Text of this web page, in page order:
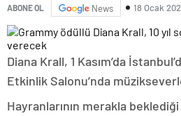
ABONE OL News 18 Ocak
Diana Krall, 1 Kasım’da
Etkinlik Salonu’nda
Hayranlarının merakla